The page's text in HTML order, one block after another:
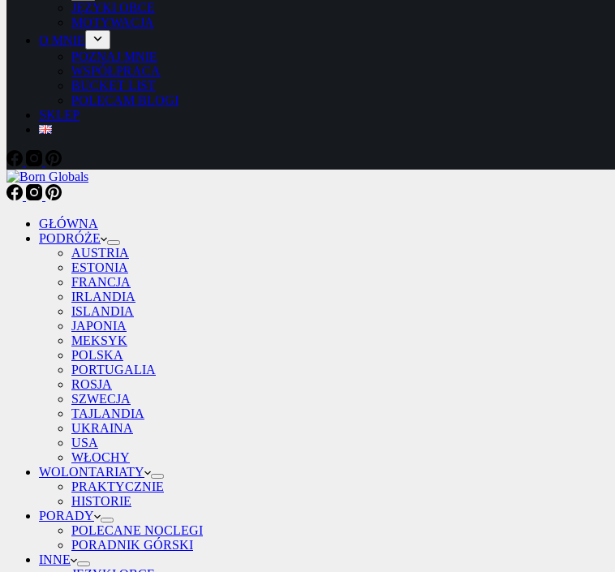
JĘZYKI OBCE
MOTYWACJA
O MNIE
POZNAJ MNIE
WSPÓŁPRACA
BUCKET LIST
POLECAM BLOGI
SKLEP
GŁÓWNA
PODRÓŻE
AUSTRIA
ESTONIA
FRANCJA
IRLANDIA
ISLANDIA
JAPONIA
MEKSYK
POLSKA
PORTUGALIA
ROSJA
SZWECJA
TAJLANDIA
UKRAINA
USA
WŁOCHY
WOLONTARIATY
PRAKTYCZNIE
HISTORIE
PORADY
POLECANE NOCLEGI
PORADNIK GÓRSKI
INNE